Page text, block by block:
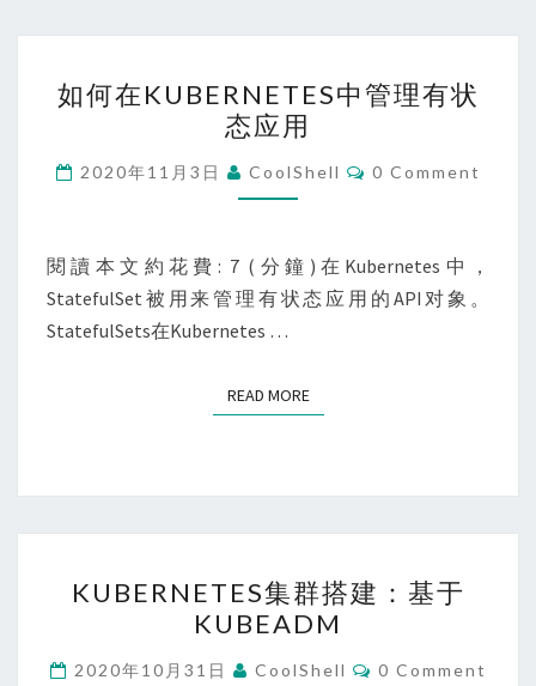
何
在
KUBERNETES
中
理
有
应
如何在KUBERNETES中管理有状
态应用
2020年11月3日 CoolShell Comments
0 Comment
閱讀本文約花費: 7 (分鐘)在Kubernetes中，
StatefulSet被用来管理有状态应用的API对象。
StatefulSets在Kubernetes …
READ MOREREAD MORE
集
群
搭
KUBERNETES集群搭建：基于
KUBEADM
2020年10月31日 CoolShell Comments
0 Comment